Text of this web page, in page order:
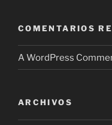
COMENTARIOS
A WordPress
ARCHIVOS